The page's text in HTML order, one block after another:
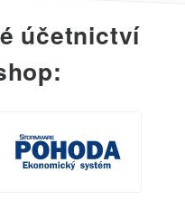
účetnictví